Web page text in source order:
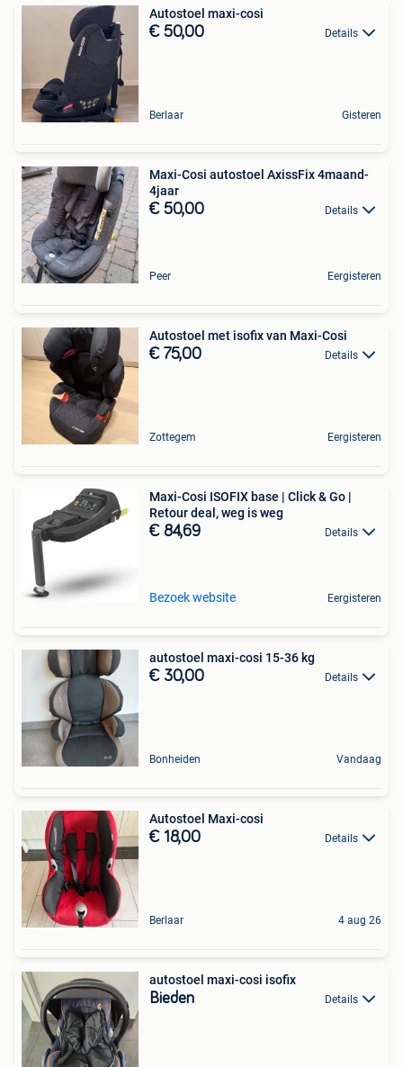
Autostoel maxi-cosi
€ 50,00 Details
Berlaar Gisteren
Maxi-Cosi autostoel AxissFix 4maand-
4jaar
€ 50,00 Details
Peer Eergisteren
Autostoel met isofix van Maxi-Cosi
€ 75,00 Details
Zottegem Eergisteren
Maxi-Cosi ISOFIX base | Click & Go |
Retour deal, weg is weg
€ 84,69 Details
Bezoek website Eergisteren
autostoel maxi-cosi 15-36 kg
€ 30,00 Details
Bonheiden Vandaag
Autostoel Maxi-cosi
€ 18,00 Details
Berlaar 4 aug 26
autostoel maxi-cosi isofix
Bieden Details